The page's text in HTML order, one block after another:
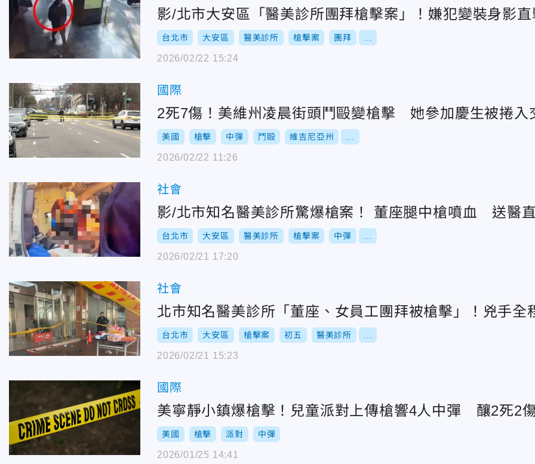
影/北市大安區「醫美診所團拜槍擊案」！嫌犯變裝身影直
台北市 大安區 醫美診所 槍擊案 團拜
2026/02/22 15:24
國際
2死7傷！美維州凌晨街頭鬥毆變槍擊 她參加慶生被捲入
美國 槍擊 中彈 鬥毆 維吉尼亞州
2026/02/22 11:26
社會
影/北市知名醫美診所驚爆槍案！ 董座腿中槍噴血 送醫
台北市 大安區 醫美診所 槍擊案 中彈
2026/02/21 17:20
社會
北市知名醫美診所「董座、女員工團拜被槍擊」！兇手全
台北市 大安區 槍擊案 初五 醫美診所
2026/02/21 15:23
國際
美寧靜小鎮爆槍擊！兒童派對上傳槍響4人中彈 釀2死2
美國 槍擊 派對 中彈
2026/01/25 14:41